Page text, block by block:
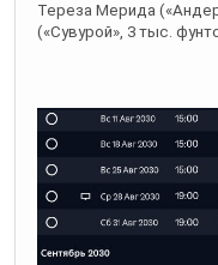
Тереза Мерида
(«Сувурой», 3 тыс.